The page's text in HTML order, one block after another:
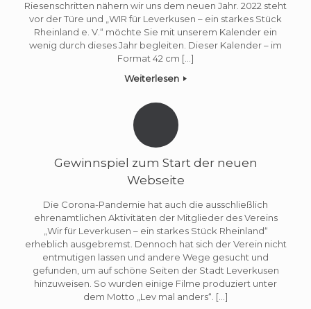
Riesenschritten nähern wir uns dem neuen Jahr. 2022 steht
vor der Türe und „WIR für Leverkusen – ein starkes Stück
Rheinland e. V.“ möchte Sie mit unserem Kalender ein
wenig durch dieses Jahr begleiten. Dieser Kalender – im
Format 42 cm […]
Weiterlesen
Gewinnspiel zum Start der neuen
Webseite
Die Corona-Pandemie hat auch die ausschließlich
ehrenamtlichen Aktivitäten der Mitglieder des Vereins
„Wir für Leverkusen – ein starkes Stück Rheinland“
erheblich ausgebremst. Dennoch hat sich der Verein nicht
entmutigen lassen und andere Wege gesucht und
gefunden, um auf schöne Seiten der Stadt Leverkusen
hinzuweisen. So wurden einige Filme produziert unter
dem Motto „Lev mal anders“. […]